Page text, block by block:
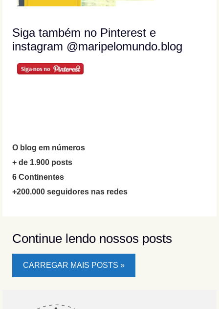
Siga também no Pinterest e
instagram @maripelomundo.blog
O blog em números
+ de 1.900 posts
6 Continentes
+200.000 seguidores nas redes
Continue lendo nossos posts
CARREGAR MAIS POSTS »